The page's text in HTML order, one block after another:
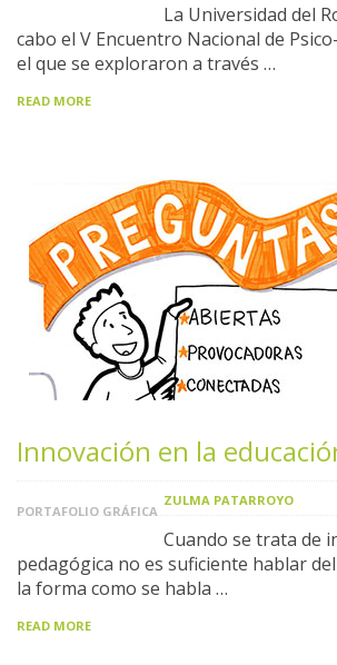
La Universidad del
cabo el V Encuentro Nacional de
el que se exploraron a través …
READ MORE
Innovación en la
PORTAFOLIO GRÁFICA
ZULMA PATARROYO
Cuando se trata de
pedagógica no es suficiente hablar
la forma como se habla …
READ MORE